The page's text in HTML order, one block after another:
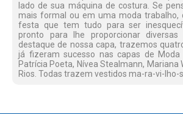
lado de sua máquina de costura. Se
mais formal ou em uma moda trabalho,
festa que tem tudo para ser
pronto para lhe proporcionar diversas
destaque de nossa capa, trazemos
já fizeram sucesso nas capas de Moda
Patrícia Poeta, Nívea Stealmann, Mariana
Rios. Todas trazem vestidos ma-ra-vi-lho-